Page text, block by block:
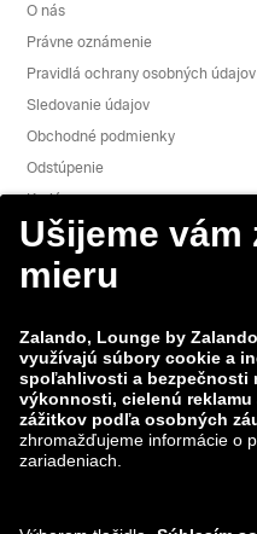
O nás
Právne oznámenie
Pravidlá ochrany osobných údajov
Sledovanie údajov
Obchodné podmienky
Odstúpenie
Kariéra
Nahlásiť slabé miesto
Bezpečnosť výrobkov
Zalando
ABOUT YOU